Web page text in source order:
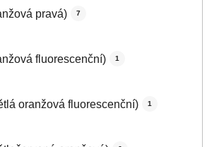
pravá) 7
fluorescenční) 1
oranžová fluorescenční) 1